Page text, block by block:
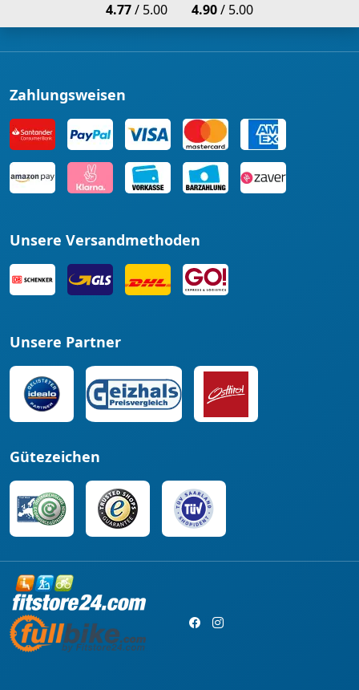
4.77/ 5.00
4.90/ 5.00
Zahlungsweisen
Unsere Versandmethoden
Unsere Partner
Gütezeichen